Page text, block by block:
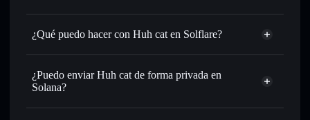
Huh cat no está verificado
¿Qué puedo hacer con Huh cat en Solflare?
Huh cat
cartera de Solflare
Intercambiar al instante : operar con HUHCAT para SOL,
USDC o miles de otros tokens de Solana con enrutamiento
¿Puedo enviar Huh cat de forma privada en
Solana?
agregador de privacidad